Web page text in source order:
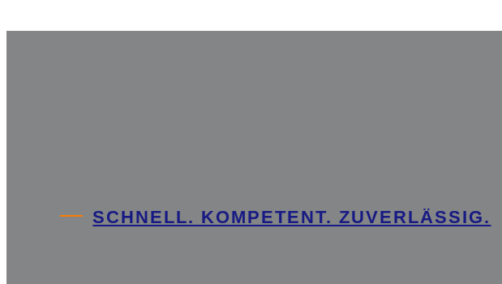
SCHNELL. KOMPETENT. ZUVERLÄSSIG.